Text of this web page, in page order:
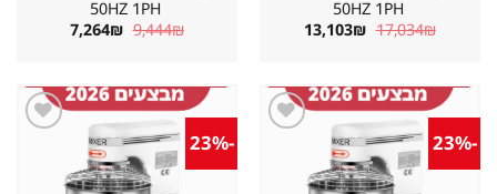
50HZ 1PH
17,034₪ המחיר
13,103₪ המחיר
50HZ 1PH
9,444₪ המחיר
7,264₪ המחיר
הנוכחי
במועדפים
במועדפים